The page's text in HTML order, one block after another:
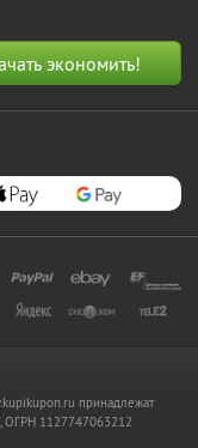
принадлежат
ОГРН 1127747063212